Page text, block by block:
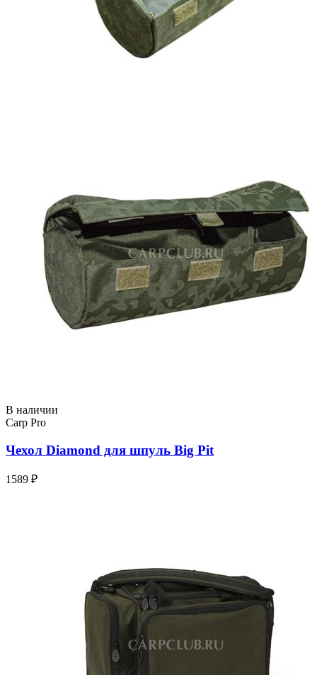
В наличии
Carp Pro
Чехол Diamond для шпуль Big Pit
1589 ₽